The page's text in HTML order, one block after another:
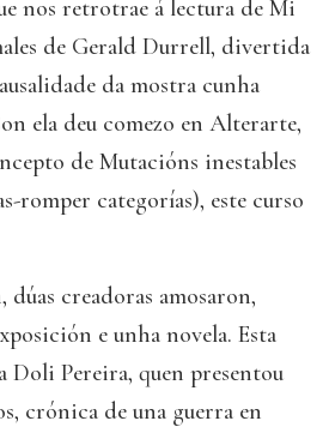
nos retrotrae á lectura de Mi
de Gerald Durrell, divertida
da mostra cunha
ela deu comezo en Alterarte,
de Mutacións inestables
romper categorías), este curso
creadoras amosaron,
e unha novela. Esta
Doli Pereira, quen presentou
crónica de una guerra en